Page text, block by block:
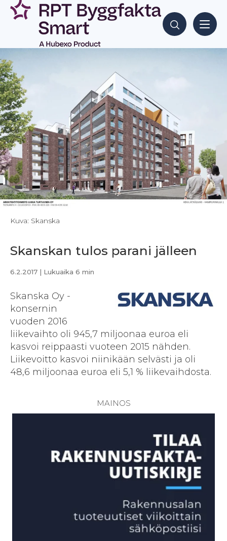
Siirry
sisältöön
Hae sisältöjä
Kuva: Skanska
Skanskan tulos parani jälleen
6.2.2017 | Lukuaika 6 min
Skanska Oy -
konsernin
vuoden 2016
liikevaihto oli 945,7 miljoonaa euroa eli
kasvoi reippaasti vuoteen 2015 nähden.
Liikevoitto kasvoi niinikään selvästi ja oli
48,6 miljoonaa euroa eli 5,1 % liikevaihdosta.